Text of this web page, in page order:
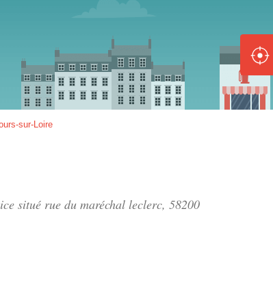
sur-Loire
situé rue du maréchal leclerc, 58200
Disponible Épuisé
Disponible Épuisé